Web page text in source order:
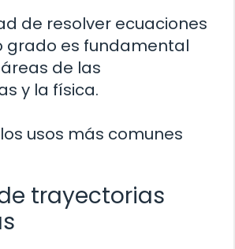
de resolver ecuaciones
grado es fundamental
de las
y la física.
usos más comunes
trayectorias